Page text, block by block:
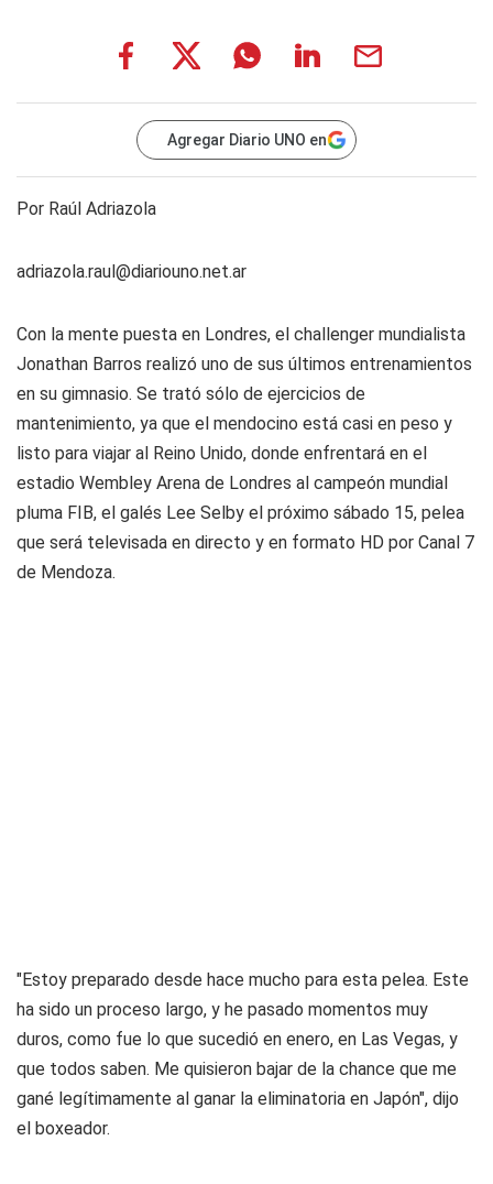
Agregar Diario UNO en
Por Raúl Adriazola
adriazola.raul@diariouno.net.ar
Con la mente puesta en Londres, el challenger mundialista
Jonathan Barros realizó uno de sus últimos entrenamientos
en su gimnasio. Se trató sólo de ejercicios de
mantenimiento, ya que el mendocino está casi en peso y
listo para viajar al Reino Unido, donde enfrentará en el
estadio Wembley Arena de Londres al campeón mundial
pluma FIB, el galés Lee Selby el próximo sábado 15, pelea
que será televisada en directo y en formato HD por Canal 7
de Mendoza.
"Estoy preparado desde hace mucho para esta pelea. Este
ha sido un proceso largo, y he pasado momentos muy
duros, como fue lo que sucedió en enero, en Las Vegas, y
que todos saben. Me quisieron bajar de la chance que me
gané legítimamente al ganar la eliminatoria en Japón", dijo
el boxeador.